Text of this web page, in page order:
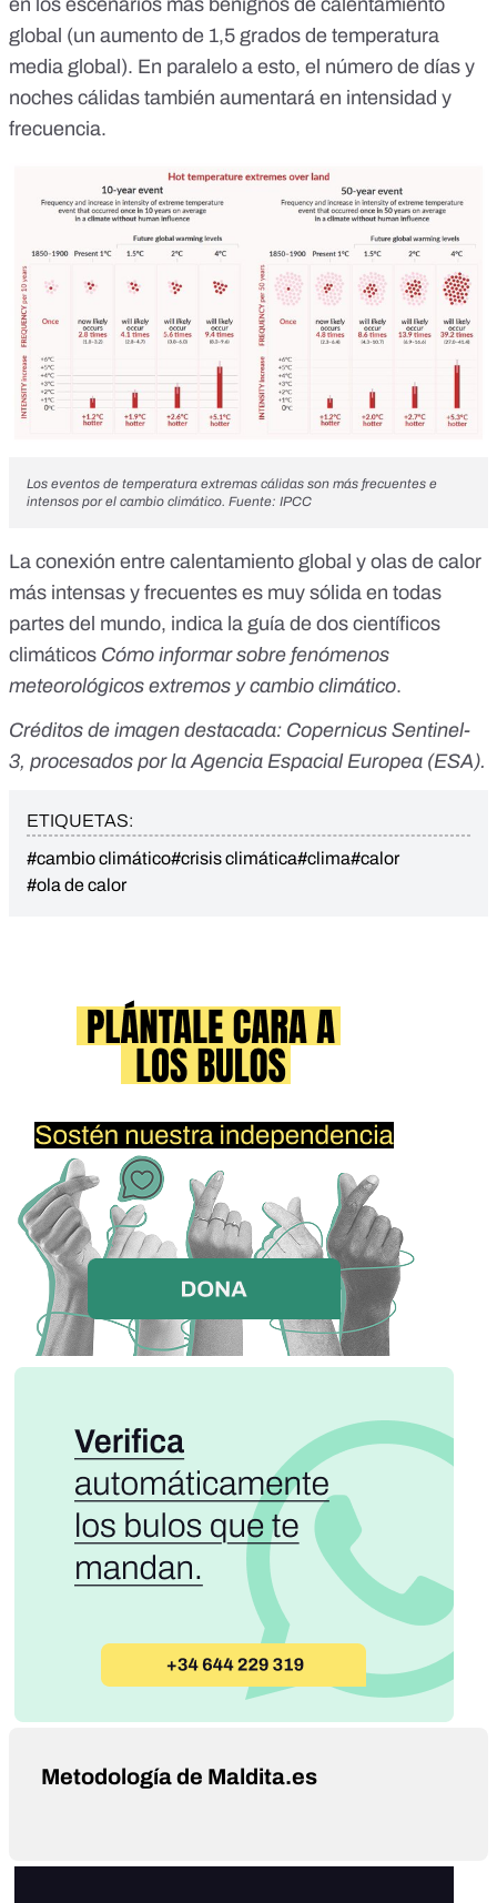
en los escenarios más benignos de calentamiento
global (un aumento de 1,5 grados de temperatura
media global). En paralelo a esto, el número de días y
noches cálidas también aumentará en intensidad y
frecuencia.
Los eventos de temperatura extremas cálidas son más frecuentes e
intensos por el cambio climático. Fuente: IPCC
La conexión entre calentamiento global y olas de calor
más intensas y frecuentes es muy sólida en todas
partes del mundo, indica la guía de dos científicos
climáticos Cómo informar sobre fenómenos
meteorológicos extremos y cambio climático.
Créditos de imagen destacada: Copernicus Sentinel-
3, procesados por la Agencia Espacial Europea (ESA).
ETIQUETAS:
#cambio climático#crisis climática#clima#calor
#ola de calor
Metodología de Maldita.es